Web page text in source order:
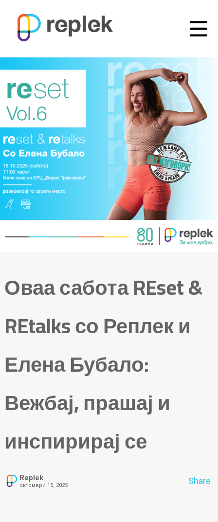
Оваа сабота REset &
REtalks со Реплек и
Елена Бубало:
Вежбај, прашај и
инспирирај се
Replek
октомври 15, 2025 Share